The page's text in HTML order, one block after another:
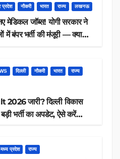
प्रदेश नौकरी भारत राज्य लखनऊ
मेडिकल जॉब्स! योगी सरकार ने
बंपर भर्ती की मंजूरी — क्या
दिल्ली नौकरी भारत राज्य
जारी? दिल्ली विकास
भर्ती का अपडेट, ऐसे करें
मध्य प्रदेश राज्य